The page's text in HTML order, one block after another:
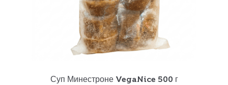
Суп Минестроне VegaNice 500 г